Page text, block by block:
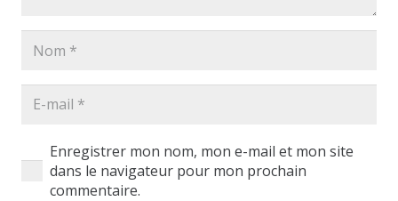
Enregistrer mon nom, mon e-mail et mon site
dans le navigateur pour mon prochain
commentaire.